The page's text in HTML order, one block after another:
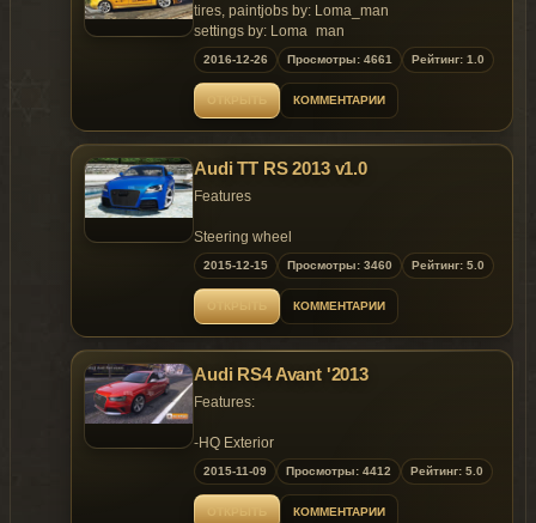
tires, paintjobs by: Loma_man
settings by: Loma_man
thanks to:
=============
installation:
----------------------------------------------------------------
--------------------------------------------------------------
First: open ------> OpenIV <------
Second: Click GTA V, x64e.rpf, levels, gta5,
vehicles.rpf and Replace taxi.ytd, taxi+hi.ytd,
taxi.yft and taxi_hi.yft
2016-12-26 Просмотры: 4661 Рейтинг: 1.0
КОММЕНТАРИИ
Audi TT RS 2013 v1.0
Features
Steering wheel
Breakable Glass
Dirt Effects
Tuning Parts
Lights Working
Dials available
2015-12-15 Просмотры: 3460 Рейтинг: 5.0
КОММЕНТАРИИ
Audi RS4 Avant '2013
Features:
-HQ Exterior
-HQ interior
-Color1:Bodyshell
-Color2:interior
2015-11-09 Просмотры: 4412 Рейтинг: 5.0
КОММЕНТАРИИ